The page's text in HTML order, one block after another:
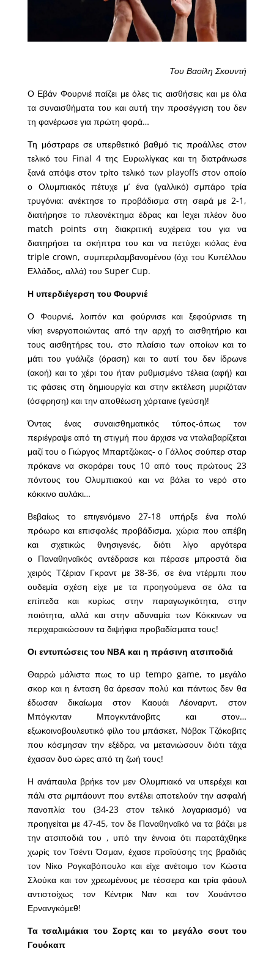
Του Βασίλη Σκουντή
Ο Εβάν Φουρνιέ παίζει με όλες τις αισθήσεις και με όλα
τα συναισθήματα του και αυτή την προσέγγιση του δεν
τη φανέρωσε για πρώτη φορά…
Τη μόστραρε σε υπερθετικό βαθμό τις προάλλες στον
τελικό του Final 4 της Ευρωλίγκας και τη διατράνωσε
ξανά απόψε στον τρίτο τελικό των playoffs στον οποίο
ο Ολυμπιακός πέτυχε μ’ ένα (γαλλικό) σμπάρο τρία
τρυγόνια: ανέκτησε το προβάδισμα στη σειρά με 2-1,
διατήρησε το πλεονέκτημα έδρας και leχει πλέον δυο
match points στη διακριτική ευχέρεια του για να
διατηρήσει τα σκήπτρα του και να πετύχει κιόλας ένα
triple crown, συμπεριλαμβανομένου (όχι του Κυπέλλου
Ελλάδος, αλλά) του Super Cup.
Η υπερδιέγερση του Φουρνιέ
Ο Φουρνιέ, λοιπόν και φούρνισε και ξεφούρνισε τη
νίκη ενεργοποιώντας από την αρχή το αισθητήριο και
τους αισθητήρες του, στο πλαίσιο των οποίων και το
μάτι του γυάλιζε (όραση) και το αυτί του δεν ίδρωνε
(ακοή) και το χέρι του ήταν ρυθμισμένο τέλεια (αφή) και
τις φάσεις στη δημιουργία και στην εκτέλεση μυριζόταν
(όσφρηση) και την αποθέωση χόρταινε (γεύση)!
Όντας ένας συναισθηματικός τύπος-όπως τον
περιέγραψε από τη στιγμή που άρχισε να νταλαβαρίζεται
μαζί του ο Γιώργος Μπαρτζώκας- ο Γάλλος σούπερ σταρ
πρόκανε να σκοράρει τους 10 από τους πρώτους 23
πόντους του Ολυμπιακού και να βάλει το νερό στο
κόκκινο αυλάκι…
Βεβαίως το επιγενόμενο 27-18 υπήρξε ένα πολύ
πρόωρο και επισφαλές προβάδισμα, χώρια που απέβη
και σχετικώς θνησιγενές, διότι λίγο αργότερα
ο Παναθηναϊκός αντέδρασε και πέρασε μπροστά δια
χειρός Τζέριαν Γκραντ με 38-36, σε ένα ντέρμπι που
ουδεμία σχέση είχε με τα προηγούμενα σε όλα τα
επίπεδα και κυρίως στην παραγωγικότητα, στην
ποιότητα, αλλά και στην αδυναμία των Κόκκινων να
περιχαρακώσουν τα διψήφια προβαδίσματα τους!
Οι εντυπώσεις του ΝΒΑ και η πράσινη ατσιποδιά
Θαρρώ μάλιστα πως το up tempo game, το μεγάλο
σκορ και η ένταση θα άρεσαν πολύ και πάντως δεν θα
έδωσαν δικαίωμα στον Καουάι Λέοναρντ, στον
Μπόγκνταν Μπογκντάνοβιτς και στον…
εξωκοινοβουλευτικό φίλο του μπάσκετ, Νόβακ Τζόκοβιτς
που κόσμησαν την εξέδρα, να μετανιώσουν διότι τάχα
έχασαν δυo ώρες από τη ζωή τους!
Η ανάπαυλα βρήκε τον μεν Ολυμπιακό να υπερέχει και
πάλι στα ριμπάουντ που εντέλει αποτελούν την ασφαλή
πανοπλία του (34-23 στον τελικό λογαριασμό) να
προηγείται με 47-45, τον δε Παναθηναϊκό να τα βάζει με
την ατσιποδιά του , υπό την έννοια ότι παρατάχθηκε
χωρίς τον Τσέντι Όσμαν, έχασε προϊούσης της βραδιάς
τον Νίκο Ρογκαβόπουλο και είχε ανέτοιμο τον Κώστα
Σλούκα και τον χρεωμένους με τέσσερα και τρία φάουλ
αντιστοίχως τον Κέντρικ Ναν και τον Χουάντσο
Ερνανγκόμεθ!
Τα τσαλιμάκια του Σορτς και το μεγάλο σουτ του
Γουόκαπ